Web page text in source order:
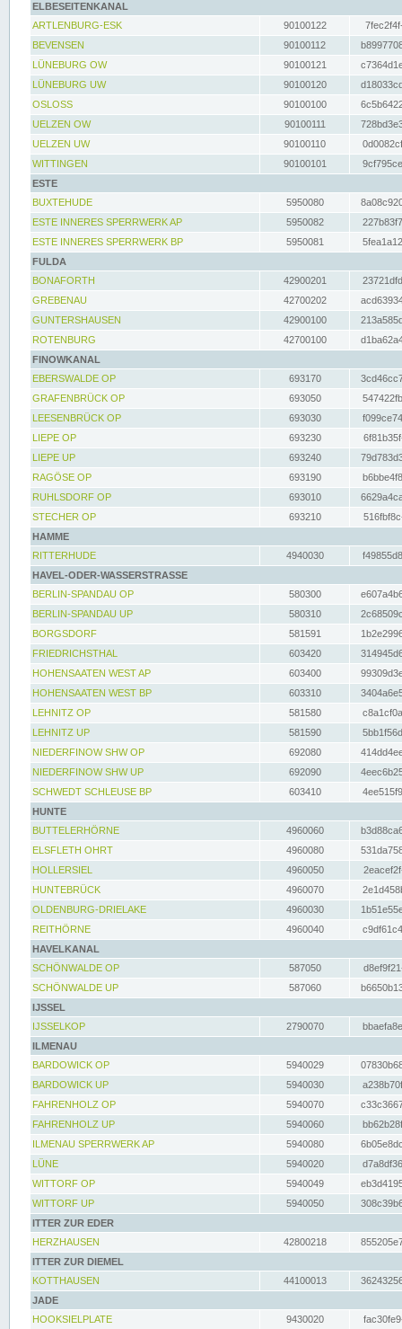
ELBESEITENKANAL
ARTLENBURG-ESK
90100122
BEVENSEN
90100112
LÜNEBURG OW
90100121
LÜNEBURG UW
90100120
OSLOSS
90100100
UELZEN OW
90100111
UELZEN UW
90100110
WITTINGEN
90100101
ESTE
BUXTEHUDE
5950080
ESTE INNERES SPERRWERK AP
5950082
ESTE INNERES SPERRWERK BP
5950081
FULDA
BONAFORTH
42900201
GREBENAU
42700202
GUNTERSHAUSEN
42900100
ROTENBURG
42700100
FINOWKANAL
EBERSWALDE OP
693170
GRAFENBRÜCK OP
693050
LEESENBRÜCK OP
693030
LIEPE OP
693230
LIEPE UP
693240
RAGÖSE OP
693190
RUHLSDORF OP
693010
STECHER OP
693210
HAMME
RITTERHUDE
4940030
HAVEL-ODER-WASSERSTRASSE
BERLIN-SPANDAU OP
580300
BERLIN-SPANDAU UP
580310
BORGSDORF
581591
FRIEDRICHSTHAL
603420
HOHENSAATEN WEST AP
603400
HOHENSAATEN WEST BP
603310
LEHNITZ OP
581580
LEHNITZ UP
581590
NIEDERFINOW SHW OP
692080
NIEDERFINOW SHW UP
692090
SCHWEDT SCHLEUSE BP
603410
HUNTE
BUTTELERHÖRNE
4960060
ELSFLETH OHRT
4960080
HOLLERSIEL
4960050
HUNTEBRÜCK
4960070
OLDENBURG-DRIELAKE
4960030
REITHÖRNE
4960040
HAVELKANAL
SCHÖNWALDE OP
587050
SCHÖNWALDE UP
587060
IJSSEL
IJSSELKOP
2790070
ILMENAU
BARDOWICK OP
5940029
BARDOWICK UP
5940030
FAHRENHOLZ OP
5940070
FAHRENHOLZ UP
5940060
ILMENAU SPERRWERK AP
5940080
LÜNE
5940020
WITTORF OP
5940049
WITTORF UP
5940050
ITTER ZUR EDER
HERZHAUSEN
42800218
ITTER ZUR DIEMEL
KOTTHAUSEN
44100013
JADE
HOOKSIELPLATE
9430020